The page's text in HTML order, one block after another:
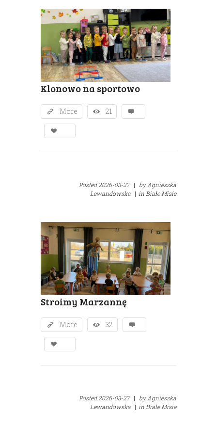
Klonowo na sportowo
More 21
Posted2026-03-27 | byAgnieszka
Lewandowska | in Białe Misie
Stroimy Marzannę
More 32
Posted2026-03-27 | byAgnieszka
Lewandowska | in Białe Misie